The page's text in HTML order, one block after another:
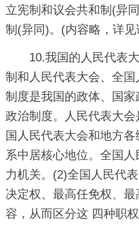
立宪制和议会共和制(异
制(异同)。(内容略，详见
10.我国的人民代表大
制和人民代表大会、全
制度是我国的政体、国
政治制度。人民代表大
国人民代表大会和地方
系中居核心地位。全国
力机关。(2)全国人民代
决定权、最高任免权、
容，从而区分这 四种职